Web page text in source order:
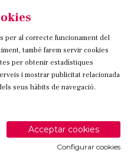
de Cookies Contacteu
a instagram
Link a twitter
Link a facebook
per al correcte funcionament del
també farem servir cookies
per obtenir estadístiques
i mostrar publicitat relacionada
seus hàbits de navegació.
Acceptar cookies
Configurar cookies